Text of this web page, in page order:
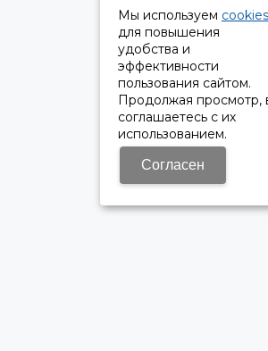
Мы используем cookies
для повышения
удобства и
эффективности
пользования сайтом.
Продолжая просмотр,
соглашаетесь с их
использованием.
Согласен